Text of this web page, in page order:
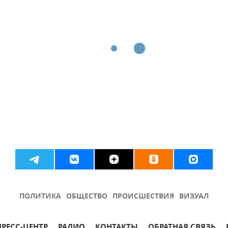
ПОЛИТИКА ОБЩЕСТВО ПРОИСШЕСТВИЯ ВИЗУАЛ